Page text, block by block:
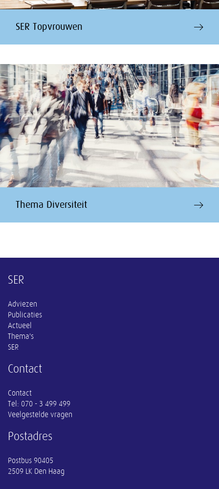
SER Topvrouwen
Thema Diversiteit
Overige informatie
SER
Adviezen
Publicaties
Actueel
Thema's
SER
Contact
Contact
Tel: 070 - 3 499 499
Veelgestelde vragen
Postadres
Postbus 90405
2509 LK Den Haag